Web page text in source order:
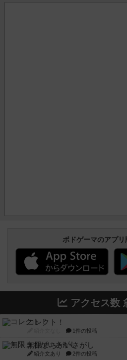
ボドゲーマのアプリ
アクセス数
コレクト！
1件の投稿
無限まちがいさがし
紹介文あり 2件の投稿